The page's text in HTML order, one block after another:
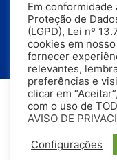
Todos os
Em conformidade
Proteção de
(LGPD), Lei nº
cookies em
fornecer
relevantes,
preferências e
clicar em
com o uso de
AVISO DE
Configurações